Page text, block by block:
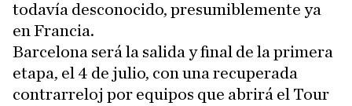
todavía desconocido, presumiblemente ya
en Francia.
Barcelona será la salida y final de la primera
etapa, el 4 de julio, con una recuperada
contrarreloj por equipos que abrirá el Tour